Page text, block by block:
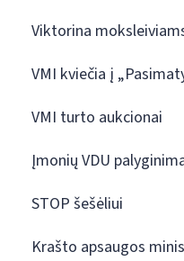
Viktorina
VMI kviečia į
VMI turto aukcionai
Įmonių VDU
STOP šešėliui
Krašto apsaugos